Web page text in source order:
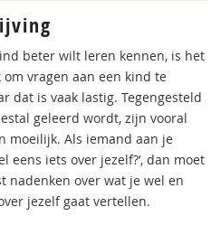
beter wilt leren kennen, is het
vragen aan een kind te
dat is vaak lastig. Tegengesteld
geleerd wordt, zijn vooral
moeilijk. Als iemand aan je
eens iets over jezelf?’, dan moet
nadenken over wat je wel en
jezelf gaat vertellen.